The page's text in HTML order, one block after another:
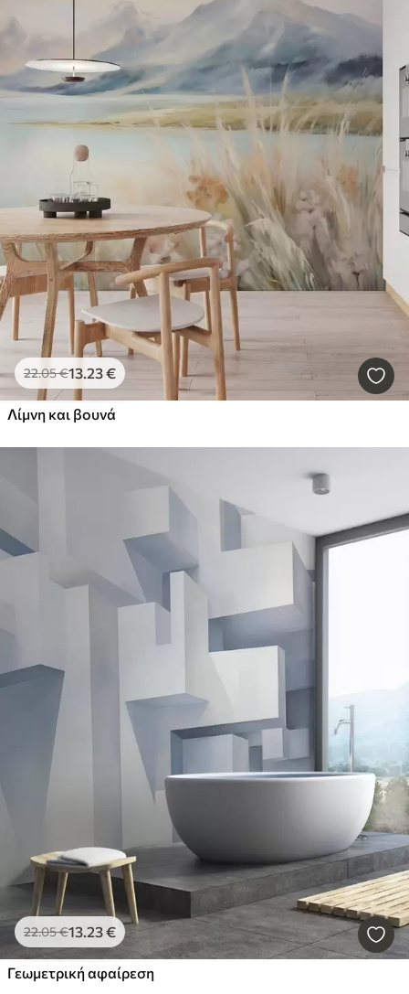
22.05€13 .23€
Λίμνη και βουνά
22.05€13 .23€
Γεωμετρική αφαίρεση